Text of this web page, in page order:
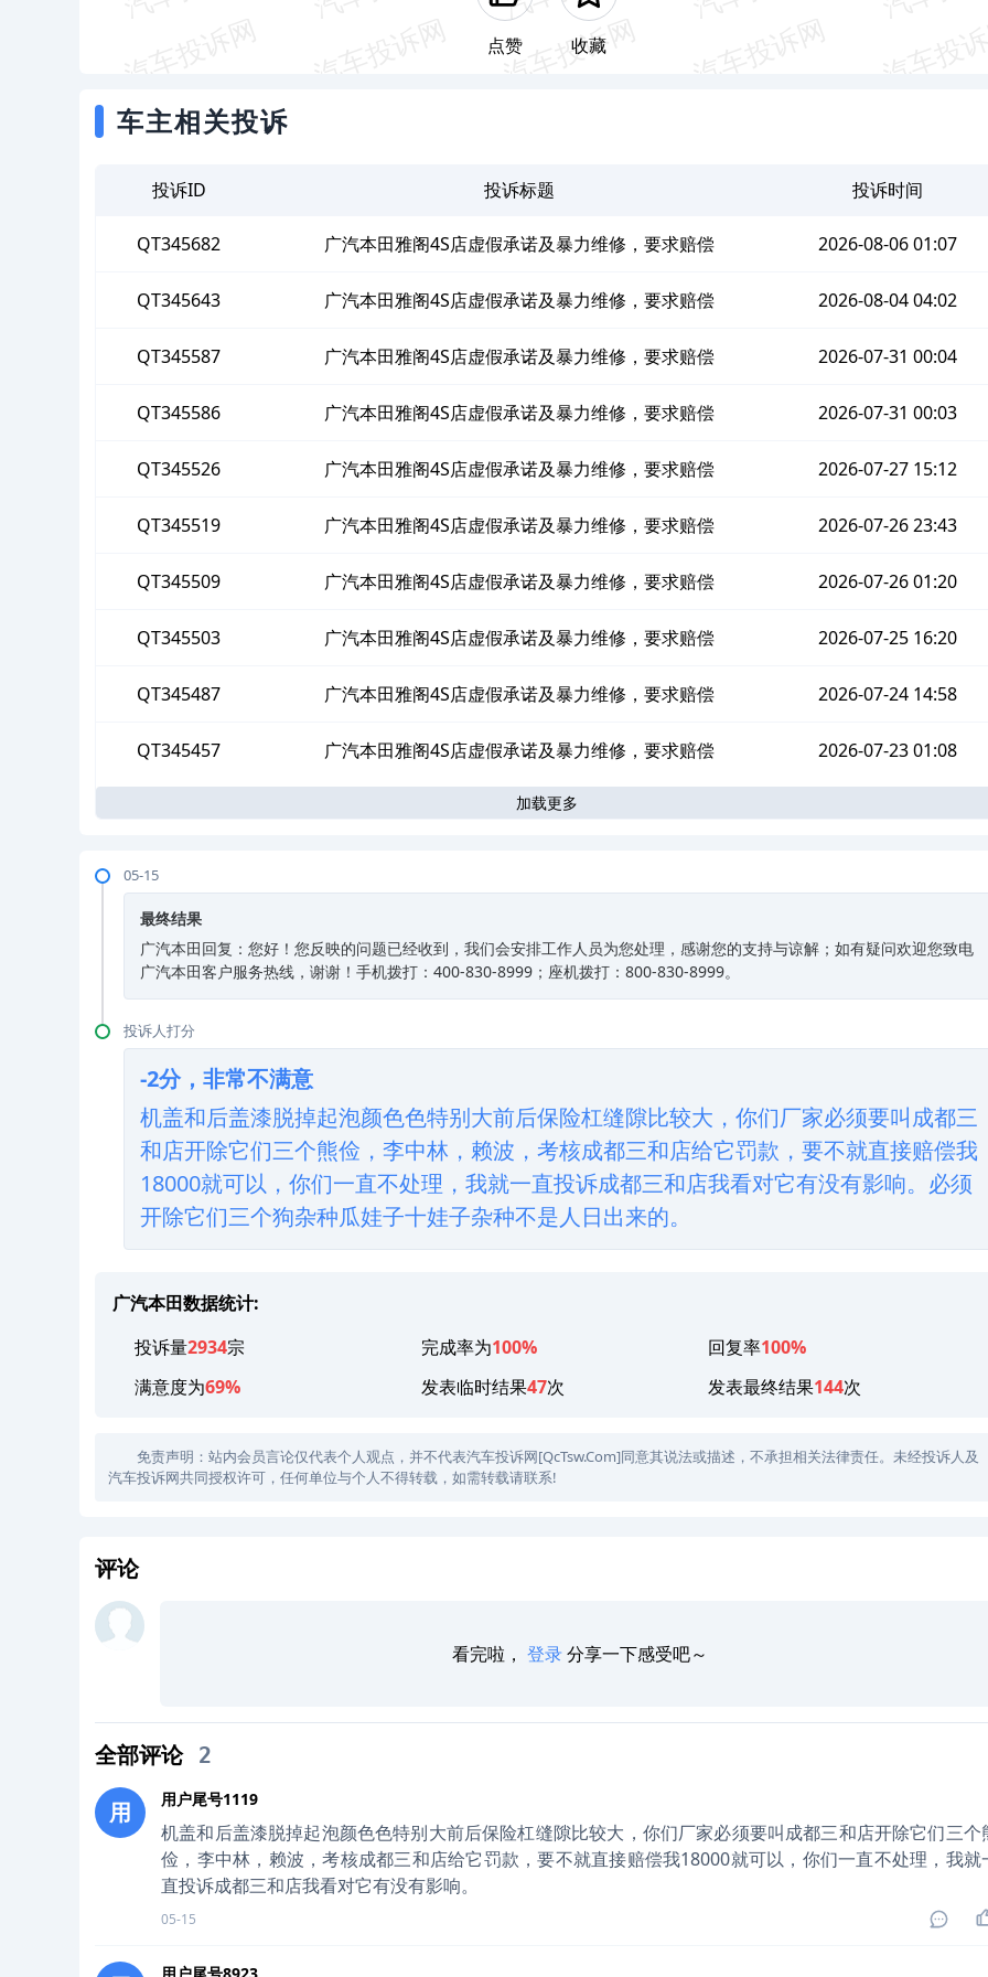
点赞 收藏
车主相关投诉
投诉ID 投诉标题 投诉时间
QT345682 广汽本田雅阁4S店虚假承诺及暴力维修，要求赔偿 2026-08-06 01:07
QT345643 广汽本田雅阁4S店虚假承诺及暴力维修，要求赔偿 2026-08-04 04:02
QT345587 广汽本田雅阁4S店虚假承诺及暴力维修，要求赔偿 2026-07-31 00:04
QT345586 广汽本田雅阁4S店虚假承诺及暴力维修，要求赔偿 2026-07-31 00:03
QT345526 广汽本田雅阁4S店虚假承诺及暴力维修，要求赔偿 2026-07-27 15:12
QT345519 广汽本田雅阁4S店虚假承诺及暴力维修，要求赔偿 2026-07-26 23:43
QT345509 广汽本田雅阁4S店虚假承诺及暴力维修，要求赔偿 2026-07-26 01:20
QT345503 广汽本田雅阁4S店虚假承诺及暴力维修，要求赔偿 2026-07-25 16:20
QT345487 广汽本田雅阁4S店虚假承诺及暴力维修，要求赔偿 2026-07-24 14:58
QT345457 广汽本田雅阁4S店虚假承诺及暴力维修，要求赔偿 2026-07-23 01:08
加载更多
05-15
最终结果
广汽本田回复：您好！您反映的问题已经收到，我们会安排工作人员为您处理，感谢您的支持与谅解；如有疑问欢迎您致电
广汽本田客户服务热线，谢谢！手机拨打：400-830-8999；座机拨打：800-830-8999。
投诉人打分
-2分，非常不满意
机盖和后盖漆脱掉起泡颜色色特别大前后保险杠缝隙比较大，你们厂家必须要叫成都三
和店开除它们三个熊俭，李中林，赖波，考核成都三和店给它罚款，要不就直接赔偿我
18000就可以，你们一直不处理，我就一直投诉成都三和店我看对它有没有影响。必须
开除它们三个狗杂种瓜娃子十娃子杂种不是人日出来的。
广汽本田数据统计:
投诉量2934宗 完成率为100% 回复率100%
满意度为69% 发表临时结果47次 发表最终结果144次
免责声明：站内会员言论仅代表个人观点，并不代表汽车投诉网[QcTsw.Com]同意其说法或描述，不承担相关法律责任。未经投诉人及
汽车投诉网共同授权许可，任何单位与个人不得转载，如需转载请联系!
评论
看完啦， 登录分享一下感受吧～
全部评论 2
用 用户尾号1119
机盖和后盖漆脱掉起泡颜色色特别大前后保险杠缝隙比较大，你们厂家必须要叫成都三和店开除它们三个
俭，李中林，赖波，考核成都三和店给它罚款，要不就直接赔偿我18000就可以，你们一直不处理，我就
直投诉成都三和店我看对它有没有影响。
05-15